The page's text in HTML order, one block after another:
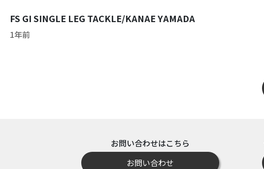
FS GI SINGLE LEG TACKLE/KANAE YAMADA
1年前
お問い合わせはこちら
お問い合わせ